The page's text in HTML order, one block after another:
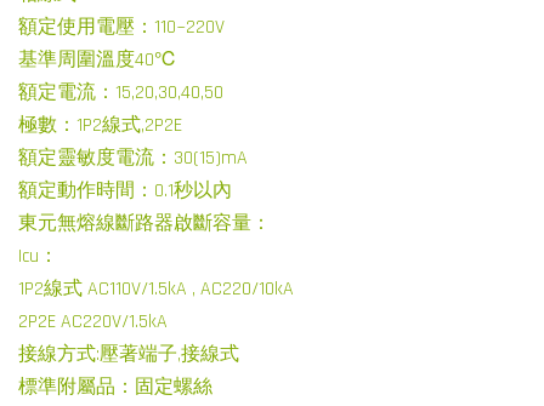
額定使用電壓：110~220V
基準周圍溫度40℃
額定電流：15,20,30,40,50
極數：1P2線式,2P2E
額定靈敏度電流：30(15)mA
額定動作時間：0.1秒以內
東元無熔線斷路器啟斷容量：
Icu：
1P2線式 AC110V/1.5kA , AC220/10kA
2P2E AC220V/1.5kA
接線方式:壓著端子,接線式
標準附屬品：固定螺絲